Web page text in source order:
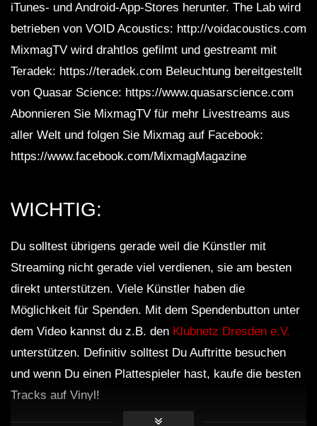
iTunes- und Android-App-Stores herunter. The Lab wird
betrieben von VOID Acoustics: http://voidacoustics.com
MixmagTV wird drahtlos gefilmt und gestreamt mit
Teradek: https://teradek.com Beleuchtung bereitgestellt
von Quasar Science: https://www.quasarscience.com
Abonnieren Sie MixmagTV für mehr Livestreams aus
aller Welt und folgen Sie Mixmag auf Facebook:
https://www.facebook.com/MixmagMagazine
WICHTIG:
Du solltest übrigens gerade weil die Künstler mit
Streaming nicht gerade viel verdienen, sie am besten
direkt unterstützen. Viele Künstler haben die
Möglichkeit für Spenden. Mit dem Spendenbutton unter
dem Video kannst du z.B. den Klubnetz Dresden e.V.
unterstützen. Definitiv solltest Du Auftritte besuchen
und wenn Du einen Plattespieler hast, kaufe die besten
Tracks auf Vinyl!